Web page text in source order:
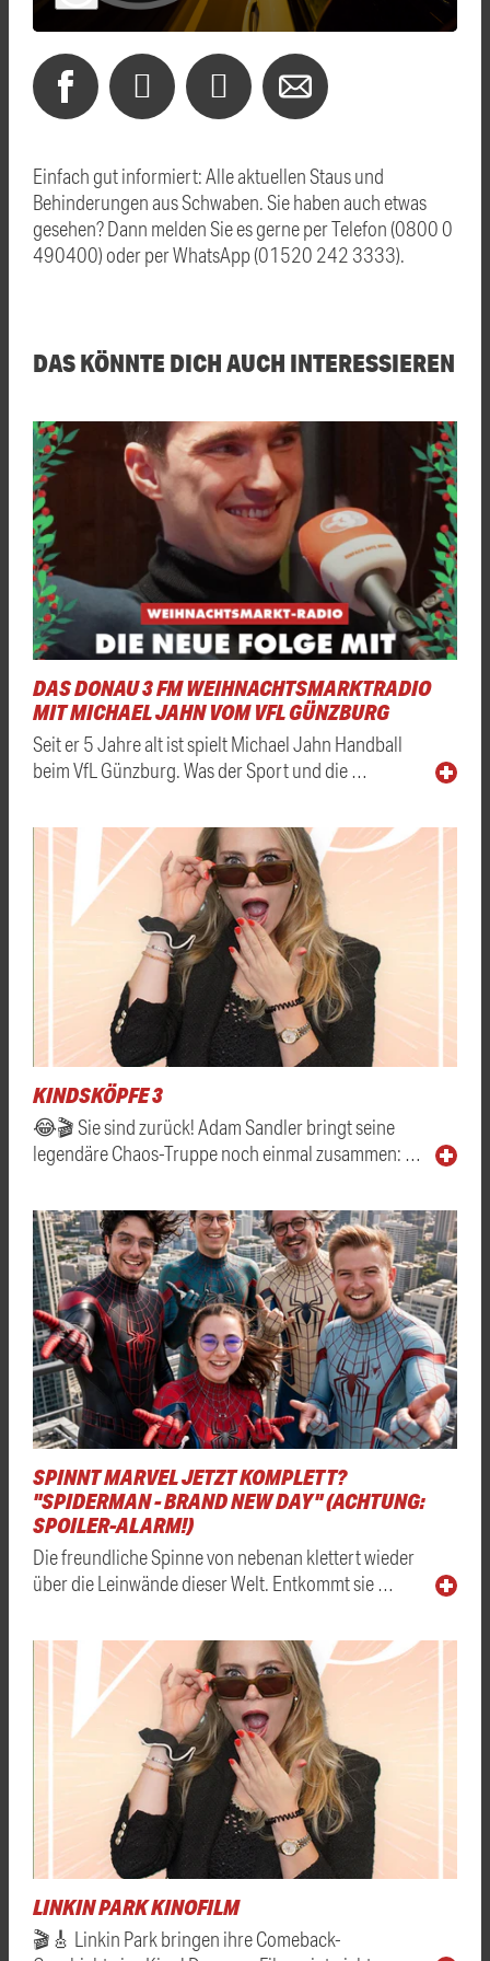
Einfach gut informiert: Alle aktuellen Staus und
Behinderungen aus Schwaben. Sie haben auch etwas
gesehen? Dann melden Sie es gerne per Telefon (0800 0
490400) oder per WhatsApp (01520 242 3333).
DAS KÖNNTE DICH AUCH INTERESSIEREN
DAS DONAU 3 FM WEIHNACHTSMARKTRADIO
MIT MICHAEL JAHN VOM VFL GÜNZBURG
Seit er 5 Jahre alt ist spielt Michael Jahn Handball
beim VfL Günzburg. Was der Sport und die …
KINDSKÖPFE 3
😂🎬 Sie sind zurück! Adam Sandler bringt seine
legendäre Chaos-Truppe noch einmal zusammen: …
SPINNT MARVEL JETZT KOMPLETT?
"SPIDERMAN - BRAND NEW DAY" (ACHTUNG:
SPOILER-ALARM!)
Die freundliche Spinne von nebenan klettert wieder
über die Leinwände dieser Welt. Entkommt sie …
LINKIN PARK KINOFILM
🎬🎸 Linkin Park bringen ihre Comeback-